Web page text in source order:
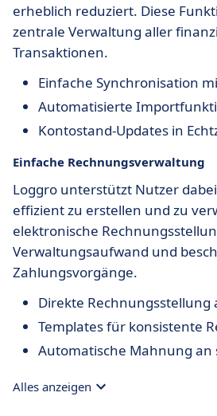
erheblich reduziert. Diese
zentrale Verwaltung aller
Transaktionen.
Einfache Synchronisation
Automatisierte
Kontostand-Updates in
Einfache Rechnungsverwaltung
Loggro unterstützt Nutzer
effizient zu erstellen und zu
elektronische
Verwaltungsaufwand und
Zahlungsvorgänge.
Direkte Rechnungsstellung
Templates für konsistente
Automatische Mahnung an
Alles anzeigen